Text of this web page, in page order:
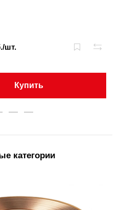
шт.
Купить
категории